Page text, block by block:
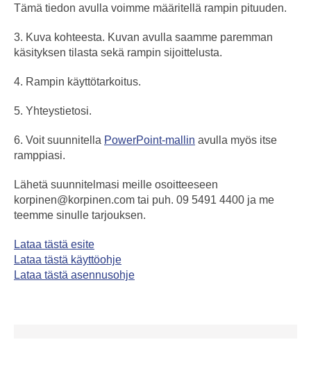
Tämä tiedon avulla voimme määritellä rampin pituuden.
3. Kuva kohteesta. Kuvan avulla saamme paremman
käsityksen tilasta sekä rampin sijoittelusta.
4. Rampin käyttötarkoitus.
5. Yhteystietosi.
6. Voit suunnitella PowerPoint-mallin avulla myös itse
ramppiasi.
Lähetä suunnitelmasi meille osoitteeseen
korpinen@korpinen.com tai puh. 09 5491 4400 ja me
teemme sinulle tarjouksen.
Lataa tästä esite
Lataa tästä käyttöohje
Lataa tästä asennusohje